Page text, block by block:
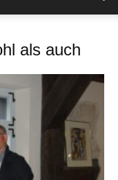
als auch